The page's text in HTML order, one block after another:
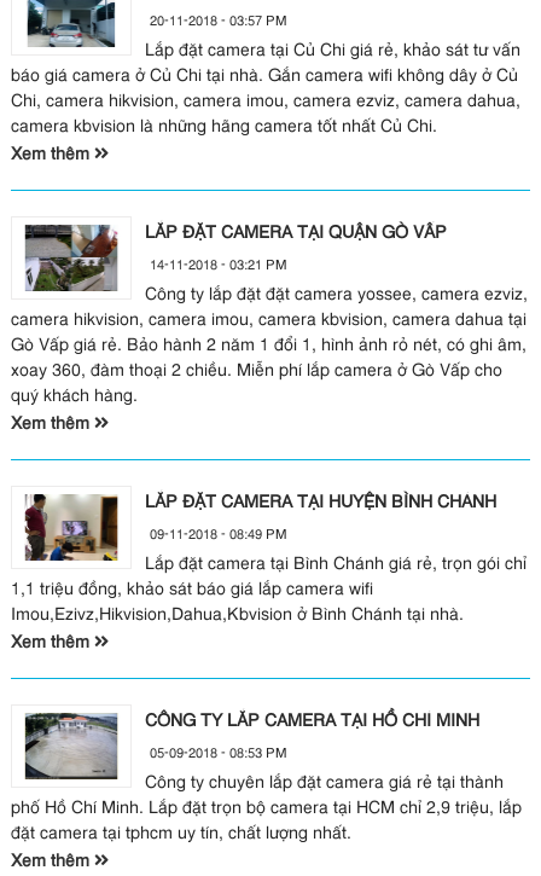
20-11-2018 - 03:57 PM
Lắp đặt camera tại Củ Chi giá rẻ, khảo sát tư vấn
báo giá camera ở Củ Chi tại nhà. Gắn camera wifi không dây ở Củ
Chi, camera hikvision, camera imou, camera ezviz, camera dahua,
camera kbvision là những hãng camera tốt nhất Củ Chi.
Xem thêm
LẮP ĐẶT CAMERA TẠI QUẬN GÒ VẤP
14-11-2018 - 03:21 PM
Công ty lắp đặt đặt camera yossee, camera ezviz,
camera hikvision, camera imou, camera kbvision, camera dahua tại
Gò Vấp giá rẻ. Bảo hành 2 năm 1 đổi 1, hình ảnh rỏ nét, có ghi âm,
xoay 360, đàm thoại 2 chiều. Miễn phí lắp camera ở Gò Vấp cho
quý khách hàng.
Xem thêm
LẮP ĐẶT CAMERA TẠI HUYỆN BÌNH CHÁNH
09-11-2018 - 08:49 PM
Lắp đặt camera tại Bình Chánh giá rẻ, trọn gói chỉ
1,1 triệu đồng, khảo sát báo giá lắp camera wifi
Imou,Ezivz,Hikvision,Dahua,Kbvision ở Bình Chánh tại nhà.
Xem thêm
CÔNG TY LẮP CAMERA TẠI HỒ CHÍ MINH
05-09-2018 - 08:53 PM
Công ty chuyên lắp đặt camera giá rẻ tại thành
phố Hồ Chí Minh. Lắp đặt trọn bộ camera tại HCM chỉ 2,9 triệu, lắp
đặt camera tại tphcm uy tín, chất lượng nhất.
Xem thêm